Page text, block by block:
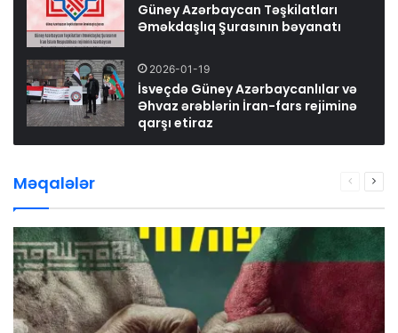
Güney Azərbaycan Təşkilatları
Əməkdaşlıq Şurasının bəyanatı
2026-01-19
İsveçdə Güney Azərbaycanlılar və
Əhvaz ərəblərin İran-fars rejiminə
qarşı etiraz
Məqalələr
Previous